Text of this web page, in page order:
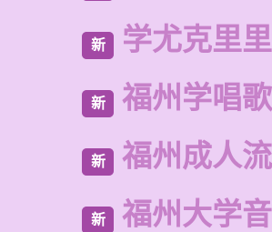
新 学尤克里
新 福州学唱
新 福州成人
新 福州大学